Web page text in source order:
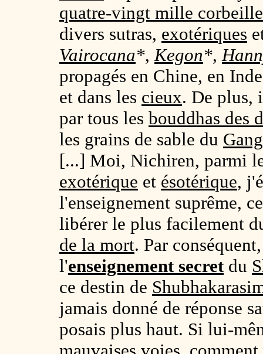
quatre-vingt mille
divers sutras, exotériques
Vairocana*,Kegon*,
propagés en Chine, en
et dans les cieux. De plus,
par tous les bouddhas des
les grains de sable du
[...] Moi, Nichiren, parmi
exotérique et ésotérique,
l'enseignement suprême,
libérer le plus facilement
de la mort. Par
l'enseignement secretdu
ce destin de
jamais donné de réponse
posais plus haut. Si lui-